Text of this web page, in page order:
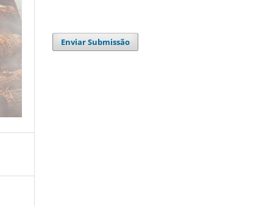
Enviar Submissão